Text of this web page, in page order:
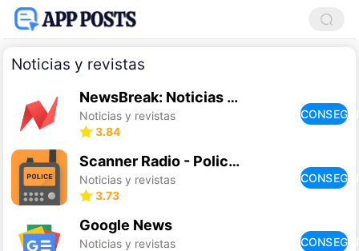
Noticias y revistas
NewsBreak: Noticias Locales
Noticias y revistas
3.84
Scanner Radio - Police Scanner
Noticias y revistas
3.73
Google News
Noticias y revistas